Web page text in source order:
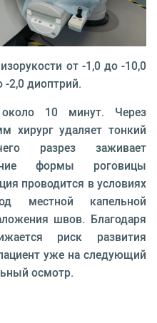
от -1,0 до -10,0
-2,0 диоптрий.
10 минут. Через
хирург удаляет тонкий
разрез заживает
формы роговицы
проводится в условиях
местной капельной
швов. Благодаря
риск развития
уже на следующий
осмотр.